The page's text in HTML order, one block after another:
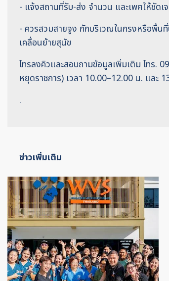
- แจ้งสถานที่รับ-ส่ง จำนวน และเพศให้ชัดเ
- ควรสวมสายจูง กักบริเวณในกรงหรือพื้น
เคลื่อนย้ายสุนัข
โทรลงคิวและสอบถามข้อมูลเพิ่มเติม โทร.
หยุดราชการ) เวลา 10.00–12.00 น. และ
.
ข่าวเพิ่มเติม